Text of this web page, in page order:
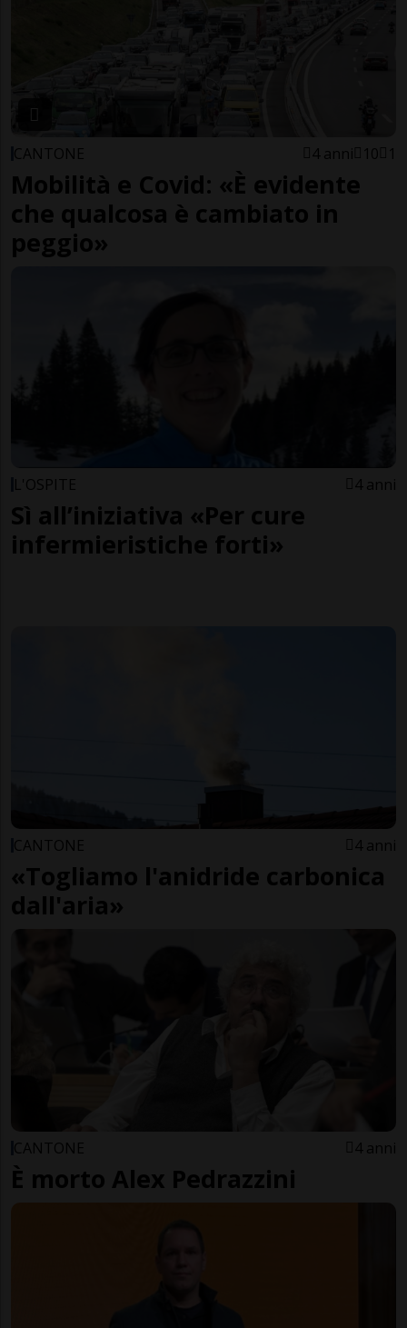
CANTONE 4 anni 10 1
Mobilità e Covid: «È evidente
che qualcosa è cambiato in
peggio»
L'OSPITE 4 anni
Sì all’iniziativa «Per cure
infermieristiche forti»
CANTONE 4 anni
«Togliamo l'anidride carbonica
dall'aria»
CANTONE 4 anni
È morto Alex Pedrazzini